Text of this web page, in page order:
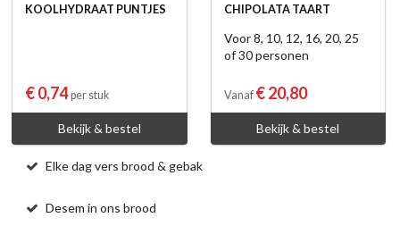
KOOLHYDRAAT PUNTJES
€ 0,74per stuk
Bekijk & bestel
CHIPOLATA TAART
Voor 8, 10, 12, 16, 20, 25
of 30 personen
Vanaf € 20,80
Bekijk & bestel
Elke dag vers brood & gebak
Desem in ons brood